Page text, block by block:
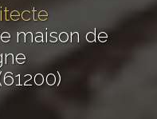
maison de